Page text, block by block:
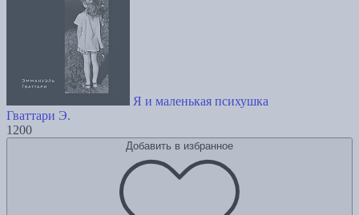
Я и маленькая психушка
Гваттари Э.
1200
Добавить в избранное